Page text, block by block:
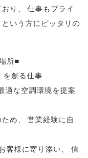
り
仕事もプライ
いう方にピッタリの
所■
を創る仕事
適な空調環境を提案
め
営業経験に自
客様に寄り添い
信